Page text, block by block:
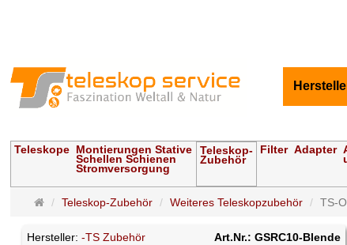
Teleskope Montierungen Stative
Schellen Schienen
Stromversorgung
Teleskop-
Zubehör
Filter Adapter
Startseite
Teleskop-Zubehör Weiteres Teleskopzubehör TS-
Hersteller:-TS Zubehör Art.Nr.: GSRC10-Blende